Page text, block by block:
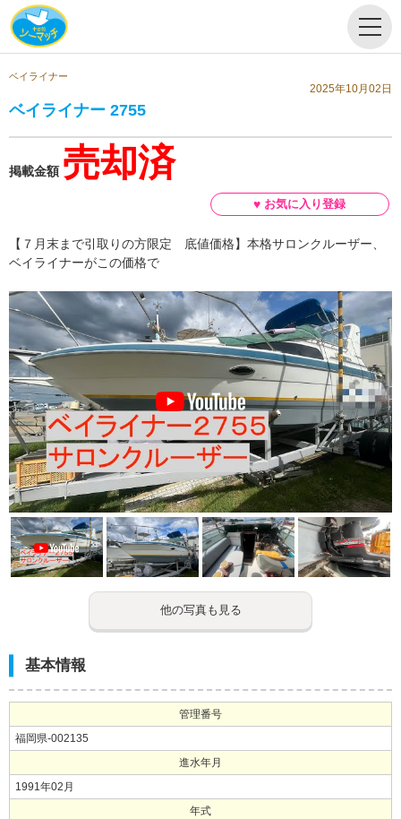
ベイライナー
2025年10月02日
ベイライナー 2755
掲載金額 売却済
【７月末まで引取りの方限定 底値価格】本格サロンクルーザー、
ベイライナーがこの価格で
他の写真も見る
基本情報
管理番号
福岡県-002135
進水年月
1991年02月
年式